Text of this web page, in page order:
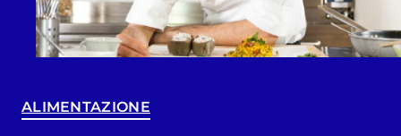
ALIMENTAZIONE